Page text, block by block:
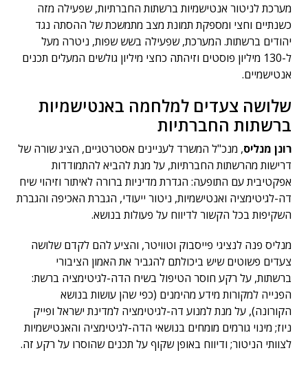
מערכת לניטור אנטישמיות ברשתות החברתיות, שפעילה מזה
כשנתיים וחצי ומספקת תמונת מצב מתמשכת של ההסתה נגד
יהודים ברשתות. המערכת, שפעילה בשש שפות, ניטרה מעל
ל-130 מיליון פוסטים וזיהתה כחצי מיליון גולשים המעלים תכנים
אנטישמיים.
שלושה צעדים למלחמה באנטישמיות
ברשתות החברתיות
רונן מנליס, מנכ"ל המשרד לעניינים אסטרטגיים, הציג שורה של
דרישות מהרשתות החברתיות, על מנת להביא להתמודדות
אפקטיבית עם התופעה: הגדרת מדיניות ברורה לאיתור וזיהוי שיח
דה-לגיטימציה ואנטישמיות, ניטור ייעודי, הגברת האכיפה והגברת
השקיפות בכל הקשור לדיווח על פעולות בנושא.
מנליס פנה לנציגי פייסבוק וטוויטר, והציע להם לקדם שלושה
צעדים פשוטים שיש ביכולתם להגביר את האמון הציבורי
ברשתות, על רקע חוסר הטיפול בשיח הדה-לגיטימציה ברשת:
הפנייה למקורות מידע מהימנים (כפי שהן עושות בנושא
הקורונה), על מנת למנוע דה-לגיטימציה למדינת ישראל ופייק
ניוז; מינוי גורמים מומחים בנושאי הדה-לגיטימציה והאנטישמיות
לצוותי הניטור; ודיווח באופן שקוף על תכנים שהוסרו על רקע זה.